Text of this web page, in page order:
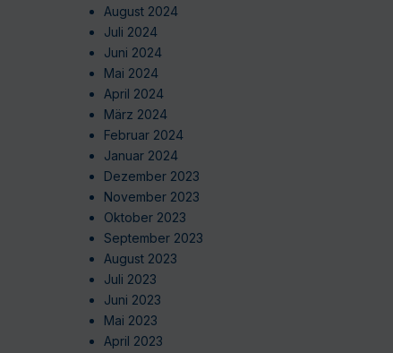
August 2024
Juli 2024
Juni 2024
Mai 2024
April 2024
März 2024
Februar 2024
Januar 2024
Dezember 2023
November 2023
Oktober 2023
September 2023
August 2023
Juli 2023
Juni 2023
Mai 2023
April 2023